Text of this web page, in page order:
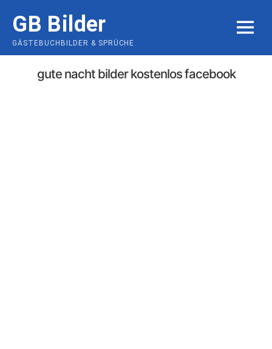
content
GB Bilder
GÄSTEBUCHBILDER & SPRÜCHE
MENU
gute nacht bilder kostenlos facebook